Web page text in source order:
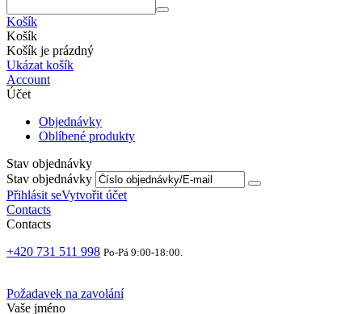
Košík
Košík
Košík je prázdný
Ukázat košík
Account
Účet
Objednávky
Oblíbené produkty
Stav objednávky
Stav objednávky
Přihlásit seVytvořit účet
Contacts
Contacts
+420 731 511 998 Po-Pá 9:00-18:00.
Požadavek na zavolání
Vaše jméno